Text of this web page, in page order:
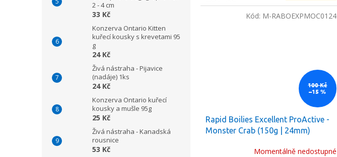
2 - 4 cm
33 Kč
Konzerva Ontario Kitten
kuřecí kousky s krevetami 95
g
24 Kč
Živá nástraha - Pijavice
(nadáje) 1ks
24 Kč
Konzerva Ontario kuřecí
kousky a mušle 95g
25 Kč
Živá nástraha - Kanadská
rousnice
53 Kč
100 Kč
–15 %
Rapid Boilies Excellent ProActive -
Monster Crab (150g | 24mm)
Momentálně nedostupné
Kód: M-RABOEXPMOC0124